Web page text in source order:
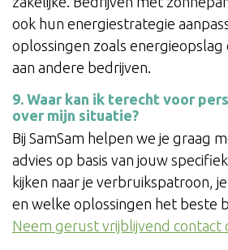
ook hun energiestrategie
oplossingen zoals
aan andere bedrijven.
9. Waar kan ik terecht voor
over mijn situatie?
Bij SamSam helpen we je graag
advies op basis van jouw
kijken naar je verbruikspatroon,
en welke oplossingen het beste
Neem gerust vrijblijvend contact